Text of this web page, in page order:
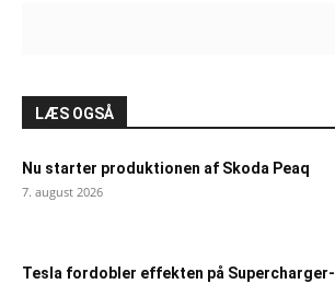
LÆS OGSÅ
Nu starter produktionen af Skoda Peaq
7. august 2026
Tesla fordobler effekten på Supercharger-